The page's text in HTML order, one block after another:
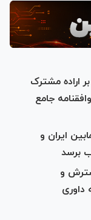
اراده مشترک
جامع
ایران و
برسد
و
داوری